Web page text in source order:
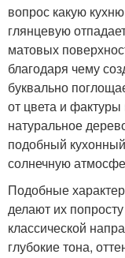
вопрос какую
глянцевую
матовых
благодаря чему
буквально
от цвета и
натуральное
подобный
солнечную
Подобные
делают их
классической
глубокие тона,